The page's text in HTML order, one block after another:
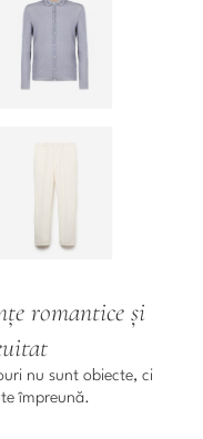
romantice și
nu sunt obiecte, ci
împreună.